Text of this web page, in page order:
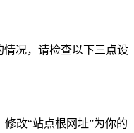
况，请检查以下三点设
改“站点根网址”为你的